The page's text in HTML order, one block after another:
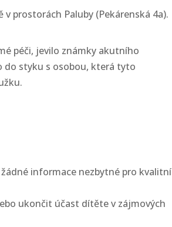
prostorách Paluby (Pekárenská 4a).
péči, jevilo známky akutního
do styku s osobou, která tyto
informace nezbytné pro kvalitní
ukončit účast dítěte v zájmových